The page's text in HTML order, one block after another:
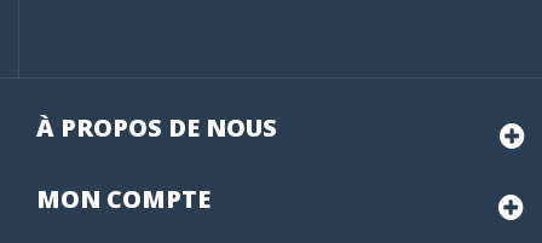
À PROPOS DE NOUS
MON COMPTE